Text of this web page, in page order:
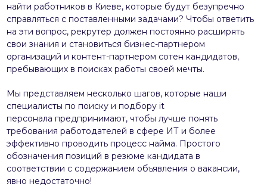
найти работников в Киеве, которые будут безупречно
справляться с поставленными задачами? Чтобы ответить
на эти вопрос, рекрутер должен постоянно расширять
свои знания и становиться бизнес-партнером
организаций и контент-партнером сотен кандидатов,
пребывающих в поисках работы своей мечты.
Мы представляем несколько шагов, которые наши
специалисты по поиску и подбору it
персонала предпринимают, чтобы лучше понять
требования работодателей в сфере ИТ и более
эффективно проводить процесс найма. Простого
обозначения позиций в резюме кандидата в
соответствии с содержанием объявления о вакансии,
явно недостаточно!